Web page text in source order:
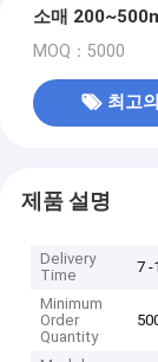
소매
MOQ：5000
최고
제품 설명
Delivery
Time
7 -
Minimum
Order
Quantity